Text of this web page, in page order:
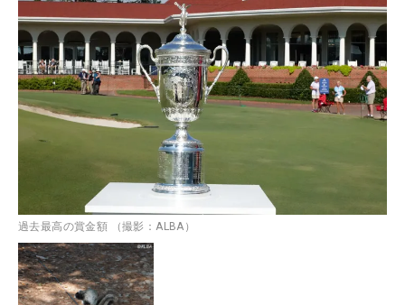
過去最高の賞金額 （撮影：ALBA）